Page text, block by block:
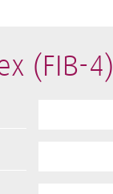
(FIB-4)